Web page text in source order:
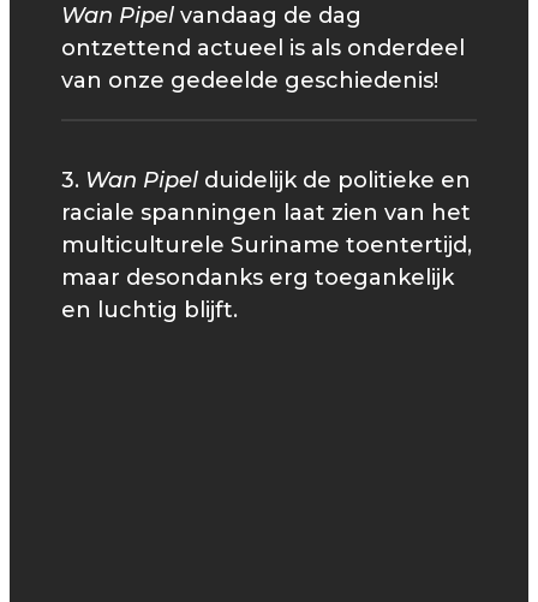
Wan Pipel vandaag de dag
ontzettend actueel is als onderdeel
van onze gedeelde geschiedenis!
3. Wan Pipel duidelijk de politieke en
raciale spanningen laat zien van het
multiculturele Suriname toentertijd,
maar desondanks erg toegankelijk
en luchtig blijft.